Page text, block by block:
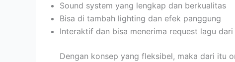
Sound system yang lengkap dan berkualitas
Bisa di tambah lighting dan efek panggung
Interaktif dan bisa menerima request lagu dari
Dengan konsep yang fleksibel, maka dari itu